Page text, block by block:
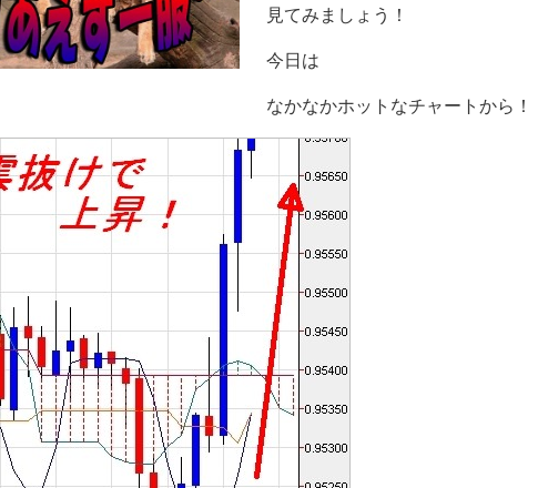
見てみましょう！
今日は
なかなかホットなチャートから！